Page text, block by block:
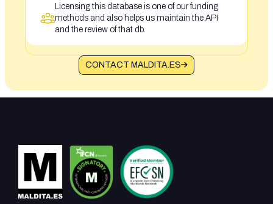
Licensing this database is one of our funding
methods and also helps us maintain the API
and the review of that db.
CONTACT MALDITA.ES